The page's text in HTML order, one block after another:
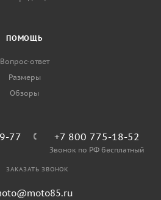
ПОМОЩЬ
Вопрос-ответ
Размеры
Обзоры
77 +7 800 775-18-52
Звонок по РФ бесплатный
ЗАКАЗАТЬ ЗВОНОК